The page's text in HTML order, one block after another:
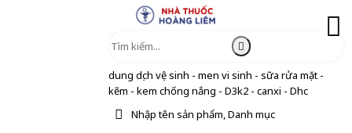
dung dịch vệ sinh - men vi sinh - sữa rửa mặt -
kẽm - kem chống nắng - D3k2 - canxi - Dhc
Nhập tên sản phẩm, Danh mục